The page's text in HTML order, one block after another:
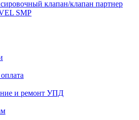
клапан/клапан партнер
SMP
и ремонт УПД